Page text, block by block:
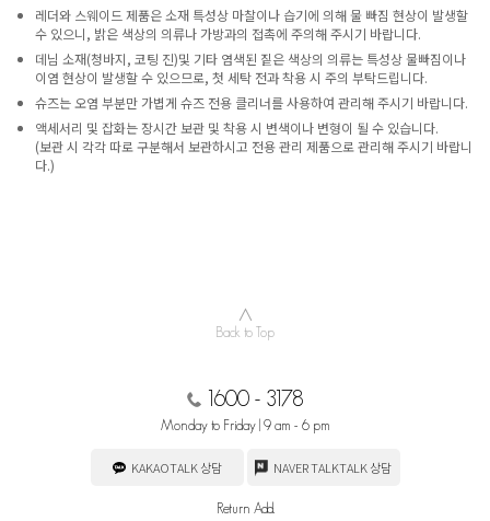
레더와 스웨이드 제품은 소재 특성상 마찰이나 습기에 의해 물 빠짐 현상이 발생할
수 있으니, 밝은 색상의 의류나 가방과의 접촉에 주의해 주시기 바랍니다.
데님 소재(청바지, 코팅 진)및 기타 염색된 짙은 색상의 의류는 특성상 물빠짐이나
이염 현상이 발생할 수 있으므로, 첫 세탁 전과 착용 시 주의 부탁드립니다.
슈즈는 오염 부분만 가볍게 슈즈 전용 클리너를 사용하여 관리해 주시기 바랍니다.
액세서리 및 잡화는 장시간 보관 및 착용 시 변색이나 변형이 될 수 있습니다.
(보관 시 각각 따로 구분해서 보관하시고 전용 관리 제품으로 관리해 주시기 바랍니
다.)
∧
Back to Top
1600 - 3178
Monday to Friday | 9 am - 6 pm
KAKAOTALK 상담 NAVER TALKTALK 상담
Return Add.